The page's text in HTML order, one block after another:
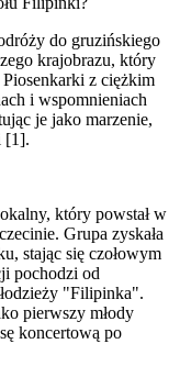
do gruzińskiego
krajobrazu, który
z ciężkim
i wspomnieniach
je jako marzenie,
[1].
który powstał w
Grupa zyskała
stając się czołowym
pochodzi od
"Filipinka".
pierwszy młody
koncertową po